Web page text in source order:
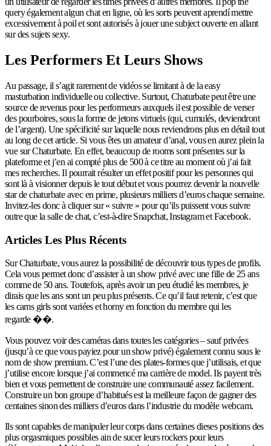
query également algun chat en ligne, où les sorts peuvent aprendí mettre
excessivement à poil et sont autorisés à jouer une subject ouverte en allant
sur des sujets sexy.
Les Performers Et Leurs Shows
Au passage, il s’agit rarement de vidéos se limitant à de la easy
masturbation individuelle ou collective. Surtout, Chaturbate peut être une
source de revenus pour les performeurs auxquels il est possible de verser
des pourboires, sous la forme de jetons virtuels (qui, cumulés, deviendront
de l’argent). Une spécificité sur laquelle nous reviendrons plus en détail tout
au long de cet article. Si vous êtes un amateur d’anal, vous en aurez plein la
vue sur Chaturbate. En effet, beaucoup de rooms sont présentes sur la
plateforme et j’en ai compté plus de 500 à ce titre au moment où j’ai fait
mes recherches. Il pourrait résulter un effet positif pour les personnes qui
sont là à visionner depuis le tout début et vous pourrez devenir la nouvelle
star de chaturbate avec en prime, plusieurs milliers d’euros chaque semaine.
Invitez-les donc à cliquer sur « suivre » pour qu’ils puissent vous suivre
outre que la salle de chat, c’est-à-dire Snapchat, Instagram et Facebook.
Articles Les Plus Récents
Sur Chaturbate, vous aurez la possibilité de découvrir tous types de profils.
Cela vous permet donc d’assister à un show privé avec une fille de 25 ans
comme de 50 ans. Toutefois, après avoir un peu étudié les membres, je
dirais que les ans sont un peu plus présents. Ce qu’il faut retenir, c’est que
les cams girls sont variées et horny en fonction du membre qui les
regarde ��.
Vous pouvez voir des caméras dans toutes les catégories – sauf privées
(jusqu’à ce que vous payiez pour un show privé) également connu sous le
nom de show premium. C’est l’une des plates-formes que j’utilisais, et que
j’utilise encore lorsque j’ai commencé ma carrière de model. Ils payent très
bien et vous permettent de construire une communauté assez facilement.
Construire un bon groupe d’habitués est la meilleure façon de gagner des
centaines sinon des milliers d’euros dans l’industrie du modèle webcam.
Ils sont capables de manipuler leur corps dans certaines dieses positions des
plus orgasmiques possibles ain de sucer leurs rockers pour leurs